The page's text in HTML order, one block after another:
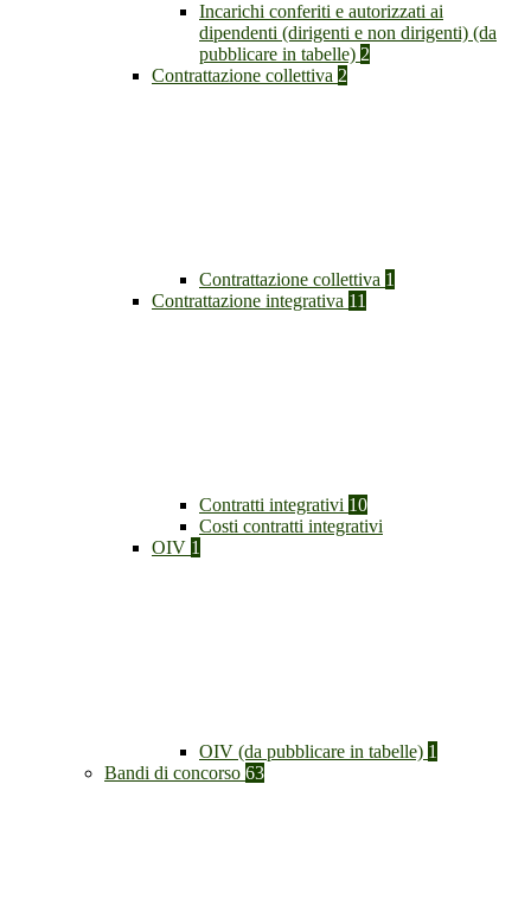
Incarichi conferiti e autorizzati ai
dipendenti (dirigenti e non dirigenti) (da
pubblicare in tabelle) 2
Contrattazione collettiva 2
Contrattazione collettiva 1
Contrattazione integrativa 11
Contratti integrativi 10
Costi contratti integrativi
OIV 1
OIV (da pubblicare in tabelle) 1
Bandi di concorso 63